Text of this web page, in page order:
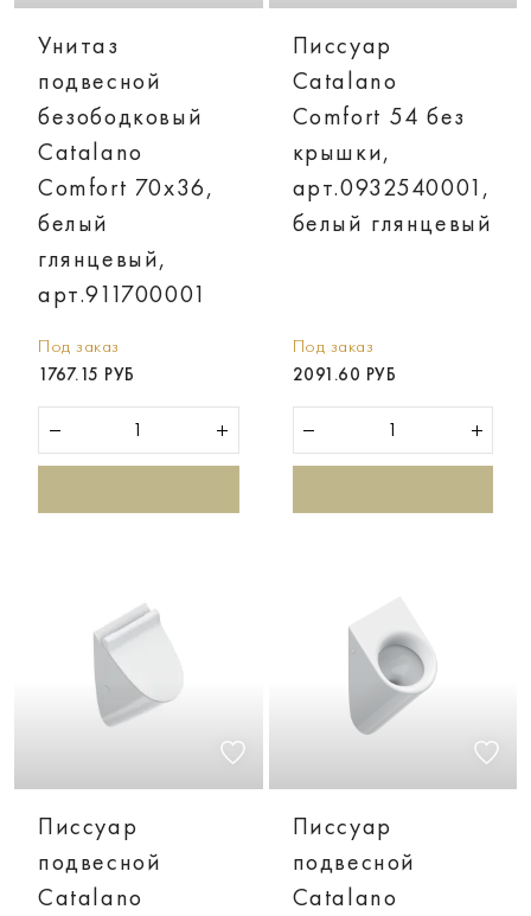
Унитаз
подвесной
безободковый
Catalano
Comfort 70х36,
белый
глянцевый,
арт.911700001
Под заказ
1767.15 РУБ
Писсуар
Catalano
Comfort 54 без
крышки,
арт.0932540001,
белый глянцевый
Под заказ
2091.60 РУБ
Писсуар
подвесной
Catalano
Писсуар
подвесной
Catalano